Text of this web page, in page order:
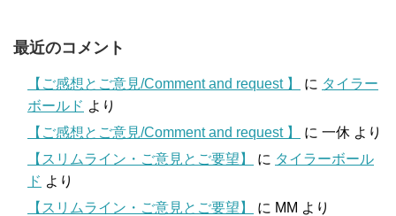
最近のコメント
【ご感想とご意見/Comment and request 】 に タイラー
ボールド より
【ご感想とご意見/Comment and request 】
に 一休 より
【スリムライン・ご意見とご要望】
に タイラーボール
ド より
【スリムライン・ご意見とご要望】
に MM より